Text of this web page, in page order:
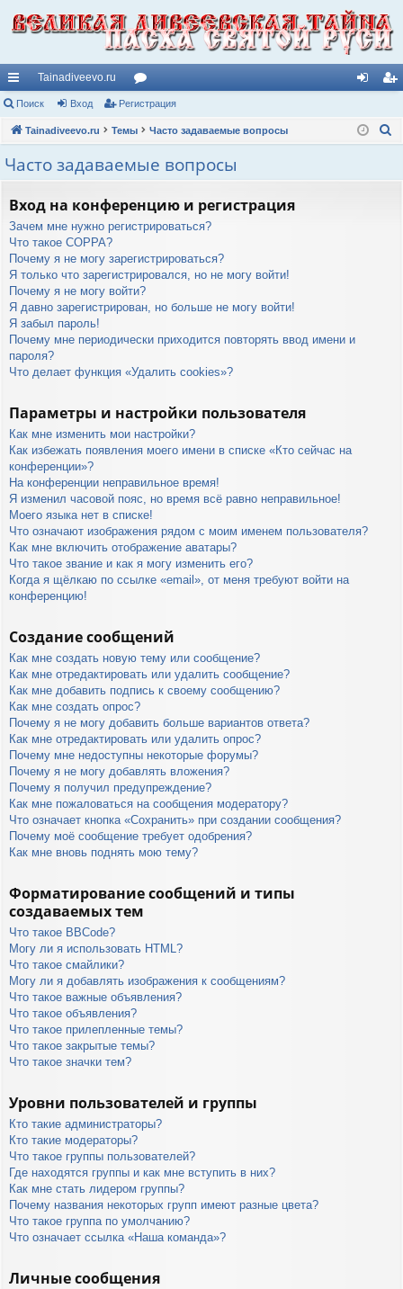
с
ы
лк
Tainadiveevo.ru
ор
ум д ис
Поиск Вход Регистрация
Tainadiveevo.ru Темы Часто задаваемые вопросы
Часто задаваемые вопросы
Вход на конференцию и регистрация
Зачем мне нужно регистрироваться?
Что такое COPPA?
Почему я не могу зарегистрироваться?
Я только что зарегистрировался, но не могу войти!
Почему я не могу войти?
Я давно зарегистрирован, но больше не могу войти!
Я забыл пароль!
Почему мне периодически приходится повторять ввод имени и
пароля?
Что делает функция «Удалить cookies»?
Параметры и настройки пользователя
Как мне изменить мои настройки?
Как избежать появления моего имени в списке «Кто сейчас на
конференции»?
На конференции неправильное время!
Я изменил часовой пояс, но время всё равно неправильное!
Моего языка нет в списке!
Что означают изображения рядом с моим именем пользователя?
Как мне включить отображение аватары?
Что такое звание и как я могу изменить его?
Когда я щёлкаю по ссылке «email», от меня требуют войти на
конференцию!
Создание сообщений
Как мне создать новую тему или сообщение?
Как мне отредактировать или удалить сообщение?
Как мне добавить подпись к своему сообщению?
Как мне создать опрос?
Почему я не могу добавить больше вариантов ответа?
Как мне отредактировать или удалить опрос?
Почему мне недоступны некоторые форумы?
Почему я не могу добавлять вложения?
Почему я получил предупреждение?
Как мне пожаловаться на сообщения модератору?
Что означает кнопка «Сохранить» при создании сообщения?
Почему моё сообщение требует одобрения?
Как мне вновь поднять мою тему?
Форматирование сообщений и типы
создаваемых тем
Что такое BBCode?
Могу ли я использовать HTML?
Что такое смайлики?
Могу ли я добавлять изображения к сообщениям?
Что такое важные объявления?
Что такое объявления?
Что такое прилепленные темы?
Что такое закрытые темы?
Что такое значки тем?
Уровни пользователей и группы
Кто такие администраторы?
Кто такие модераторы?
Что такое группы пользователей?
Где находятся группы и как мне вступить в них?
Как мне стать лидером группы?
Почему названия некоторых групп имеют разные цвета?
Что такое группа по умолчанию?
Что означает ссылка «Наша команда»?
Личные сообщения